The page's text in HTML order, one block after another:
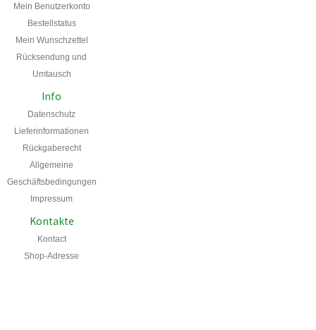
Mein Benutzerkonto
Bestellstatus
Mein Wunschzettel
Rücksendung und
Umtausch
Info
Datenschutz
Lieferinformationen
Rückgaberecht
Allgemeine
Geschäftsbedingungen
Impressum
Kontakte
Kontact
Shop-Adresse